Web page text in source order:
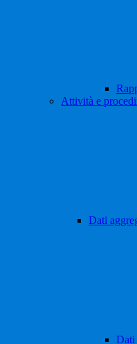
Attività e
Dati
Dati